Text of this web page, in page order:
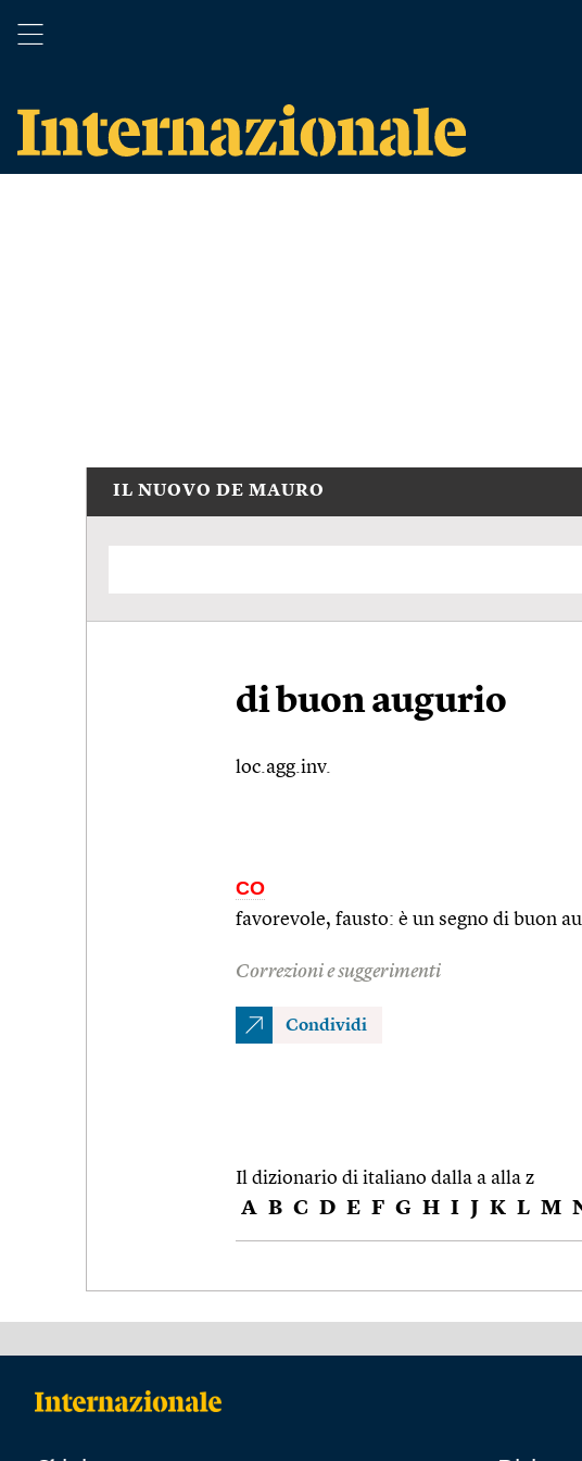
IL NUOVO DE MAURO
di buon augurio
loc.agg.inv.
CO
favorevole, fausto: è un segno di buon
Correzioni e suggerimenti
Condividi
Il dizionario di italiano dalla a alla z
A B C D E F G H I J K L M